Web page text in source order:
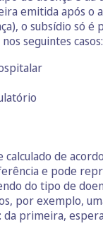
emitida após o
o subsídio só é
seguintes casos:
de
e pode
do tipo de
por exemplo,
da primeira,